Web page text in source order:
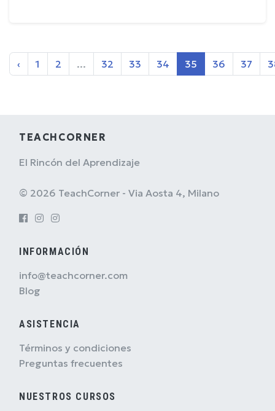
‹ 1 2 ... 32 33 34 35 36 37
TEACHCORNER
El Rincón del Aprendizaje
© 2026 TeachCorner - Via Aosta 4, Milano
INFORMACIÓN
info@teachcorner.com
Blog
ASISTENCIA
Términos y condiciones
Preguntas frecuentes
NUESTROS CURSOS